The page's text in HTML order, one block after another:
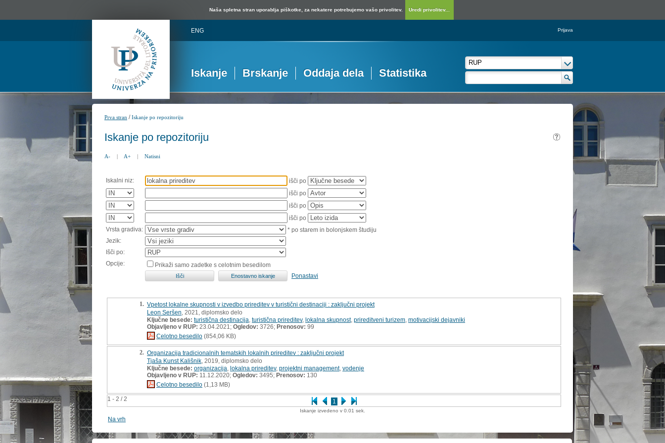
Naša spletna stran uporablja piškotke, za nekatere potrebujemo vašo privolitev. Uredi privolitev...
ENG Prijava
Iskanje Brskanje Oddaja dela Statistika
Prva stran /Iskanje po repozitoriju
Iskanje po repozitoriju
A- | A+ | Natisni
Iskalni niz:
išči po
išči po
išči po
išči po
Vrsta gradiva:
* po starem in bolonjskem študiju
Jezik:
Išči po:
Opcije:
Prikaži samo zadetke s celotnim besedilom
Ponastavi
1 - 2 / 2 1
1. Vpetost lokalne skupnosti v izvedbo prireditev v turistični destinaciji : zaključni projekt
Leon Seršen , 2021, diplomsko delo
Ključne besede: turistična destinacija turistična prireditev, lokalna skupnost, prireditveni turizem motivacijski dejavniki
Objavljeno v RUP: 23.04.2021; Ogledov: 3726; Prenosov: 99
Celotno besedilo (854,06 KB)
2. Organizacija tradicionalnih tematskih lokalnih prireditev : zaključni projekt
Tjaša Kunst Kališnik , 2019, diplomsko delo
Ključne besede: organizacija lokalna prireditev, projektni management, vodenje
Objavljeno v RUP: 11.12.2020; Ogledov: 3495; Prenosov: 130
Celotno besedilo (1,13 MB)
Iskanje izvedeno v 0.01 sek.
Na vrh